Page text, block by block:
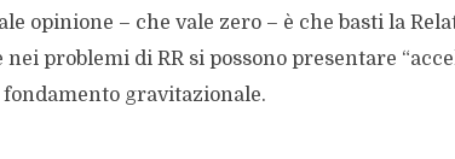
opinione – che vale zero – è che basti la
nei problemi di RR si possono presentare
gravitazionale.